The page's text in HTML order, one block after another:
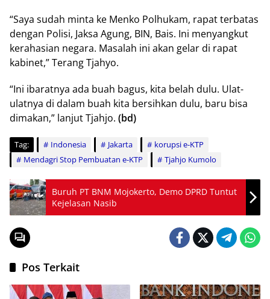
“Saya sudah minta ke Menko Polhukam, rapat terbatas
dengan Polisi, Jaksa Agung, BIN, Bais. Ini menyangkut
kerahasian negara. Masalah ini akan gelar di rapat
kabinet,” Terang Tjahyo.
“Ini ibaratnya ada buah bagus, kita belah dulu. Ulat-
ulatnya di dalam buah kita bersihkan dulu, baru bisa
dimakan,” lanjut Tjahjo. (bd)
Tag: Indonesia Jakarta
korupsi e-KTP
Mendagri Stop Pembuatan e-KTP
Tjahjo Kumolo
Buruh PT BNM Mojokerto, Demo DPRD Tuntut
Kejelasan Nasib
Pos Terkait